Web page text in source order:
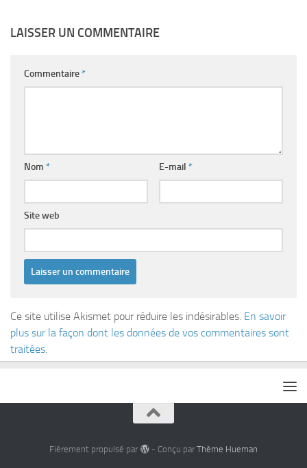
LAISSER UN COMMENTAIRE
Commentaire*
Nom * E-mail *
Site web
Ce site utilise Akismet pour réduire les indésirables. En savoir
plus sur la façon dont les données de vos commentaires sont
traitées.
Fièrement propulsé par - Conçu par Thème Hueman